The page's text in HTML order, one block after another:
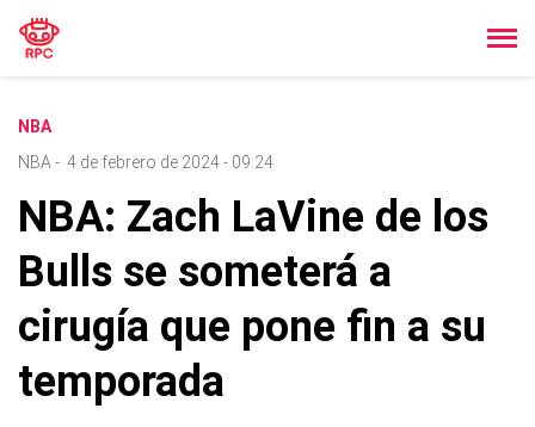
NBA
NBA - 4 de febrero de 2024 - 09:24
NBA: Zach LaVine de los
Bulls se someterá a
cirugía que pone fin a su
temporada